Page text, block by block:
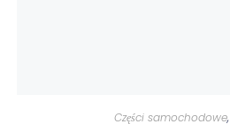
Części samochodowe,